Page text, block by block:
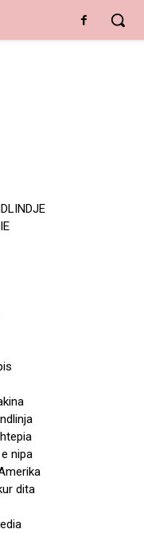
nipa
dita